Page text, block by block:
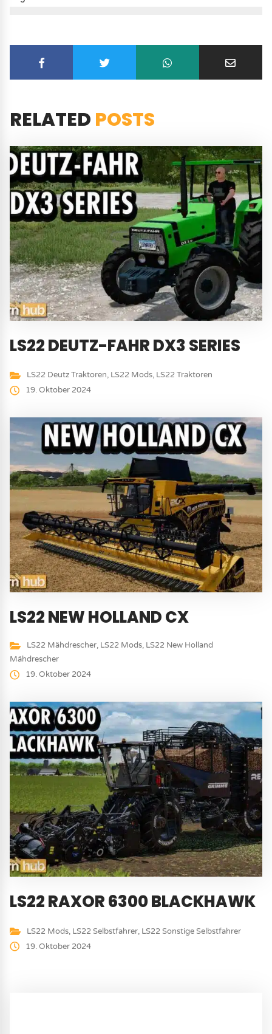
RELATED POSTS
LS22 DEUTZ-FAHR DX3 SERIES
LS22 Deutz Traktoren, LS22 Mods, LS22 Traktoren
19. Oktober 2024
LS22 NEW HOLLAND CX
LS22 Mähdrescher, LS22 Mods, LS22 New Holland
Mähdrescher
19. Oktober 2024
LS22 RAXOR 6300 BLACKHAWK
LS22 Mods, LS22 Selbstfahrer, LS22 Sonstige Selbstfahrer
19. Oktober 2024